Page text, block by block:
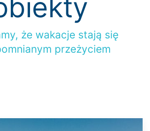
że wakacje stają się
przeżyciem